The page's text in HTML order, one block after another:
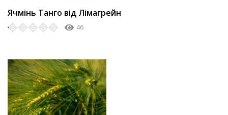
Ячмінь Танго від Лімагрейн
46